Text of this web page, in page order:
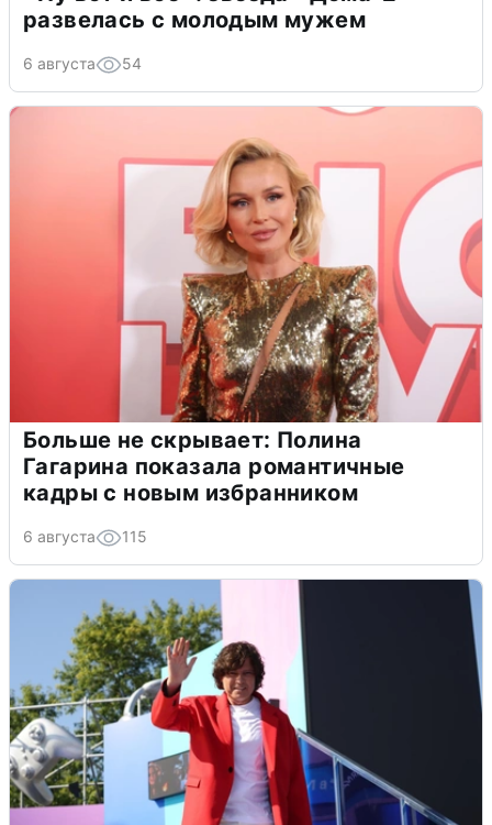
развелась с молодым мужем
6 августа 54
Больше не скрывает: Полина
Гагарина показала романтичные
кадры с новым избранником
6 августа 115